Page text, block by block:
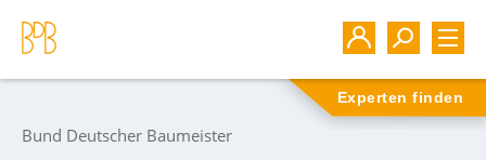
Experten finden
Bund Deutscher Baumeister